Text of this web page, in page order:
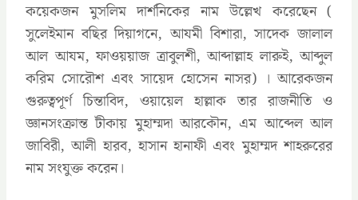
কয়েকজন মুসলিম দার্শনিকের নাম উল্লেখ করেছেন (
সুলেইমান বছির দিয়াগনে, আযমী বিশারা, সাদেক জালাল
আল আযম, ফাওয়য়াজ ত্রাবুলশী, আব্দাল্লাহ লারুই, আব্দুল
করিম সোরৌশ এবং সায়েদ হোসেন নাসর) । আরেকজন
গুরুত্বপূর্ণ চিন্তাবিদ, ওয়ায়েল হাল্লাক তার রাজনীতি ও
জ্ঞানসংক্রান্ত টীকায় মুহাম্মদা আরকৌন, এম আব্দেল আল
জাবিরী, আলী হারব, হাসান হানাফী এবং মুহাম্মদ শাহরুরের
নাম সংযুক্ত করেন।